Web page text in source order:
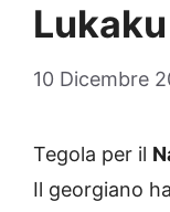
Lukaku
10 Dicembre
Tegola per il
Il georgiano